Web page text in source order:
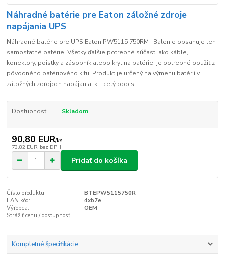
Náhradné batérie pre Eaton záložné zdroje
napájania UPS
Náhradné batérie pre UPS Eaton PW5115 750RM Balenie obsahuje len
samostatné batérie. Všetky ďalšie potrebné súčasti ako káble,
konektory, poistky a zásobník alebo kryt na batérie, je potrebné použiť z
pôvodného batériového kitu. Produkt je určený na výmenu batérií v
záložných zdrojoch napájania, k... celý popis
Dostupnosť Skladom
90,80 EUR/ks
73,82 EUR bez DPH
Pridať do košíka
Číslo produktu:
BTEPW5115750R
EAN kód:
4xb7e
Výrobca:
OEM
Strážiť cenu / dostupnosť
Kompletné špecifikácie